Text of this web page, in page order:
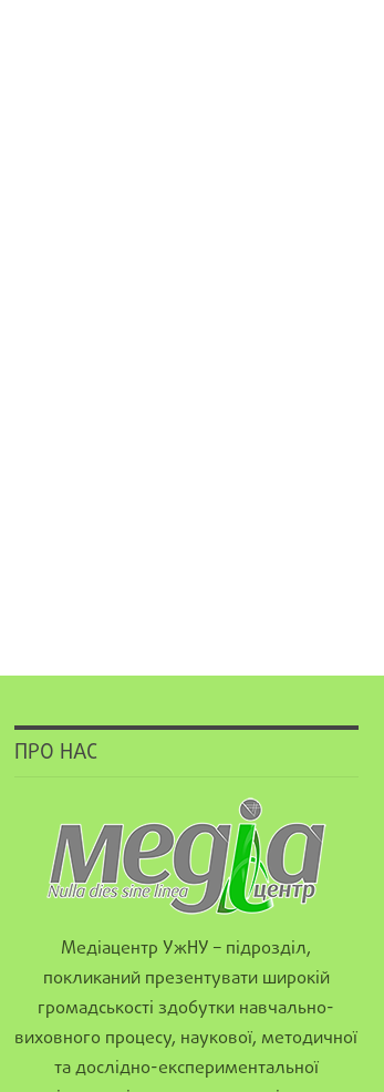
ПРО НАС
Медіацентр УжНУ – підрозділ,
покликаний презентувати широкій
громадськості здобутки навчально-
виховного процесу, наукової, методичної
та дослідно-експериментальної